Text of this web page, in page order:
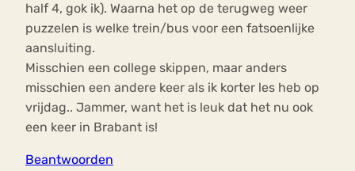
half 4, gok ik). Waarna het op de terugweg weer
puzzelen is welke trein/bus voor een fatsoenlijke
aansluiting.
Misschien een college skippen, maar anders
misschien een andere keer als ik korter les heb op
vrijdag.. Jammer, want het is leuk dat het nu ook
een keer in Brabant is!
Beantwoorden